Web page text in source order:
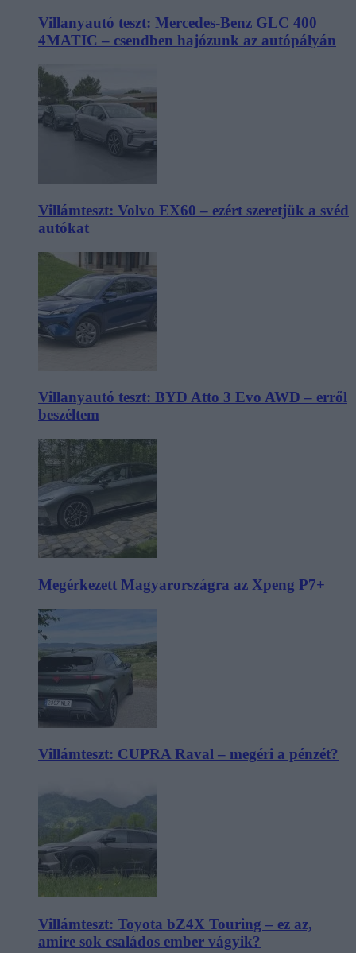
Villanyautó teszt: Mercedes-Benz GLC 400
4MATIC – csendben hajózunk az autópályán
Villámteszt: Volvo EX60 – ezért szeretjük a svéd
autókat
Villanyautó teszt: BYD Atto 3 Evo AWD – erről
beszéltem
Megérkezett Magyarországra az Xpeng P7+
Villámteszt: CUPRA Raval – megéri a pénzét?
Villámteszt: Toyota bZ4X Touring – ez az,
amire sok családos ember vágyik?